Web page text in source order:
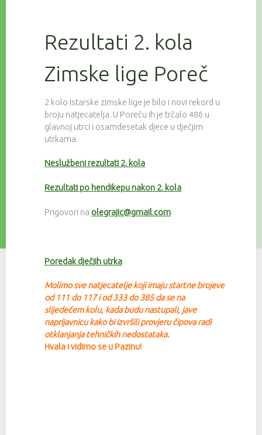
Rezultati 2. kola
Zimske lige Poreč
2 kolo Istarske zimske lige je bilo i novi rekord u
broju natjecatelja. U Poreču ih je trčalo 486 u
glavnoj utrci i osamdesetak djece u dječjim
utrkama.
Neslužbeni rezultati 2. kola
Rezultati po hendikepu nakon 2. kola
Prigovori na olegrajic@gmail.com
Poredak dječjih utrka
Molimo sve natjecatelje koji imaju startne brojeve
od 111 do 117 i od 333 do 385 da se na
slijedećem kolu, kada budu nastupali, jave
naprijavnicu kako bi izvršili provjeru čipova radi
otklanjanja tehničkih nedostataka.
Hvala i vidimo se u Pazinu!